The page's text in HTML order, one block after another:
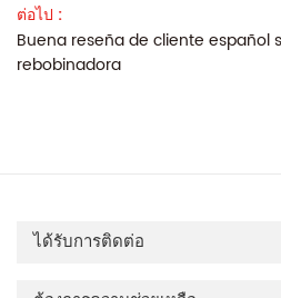
ต่อไป :
Buena reseña de cliente español
rebobinadora
ได้รับการติดต่อ